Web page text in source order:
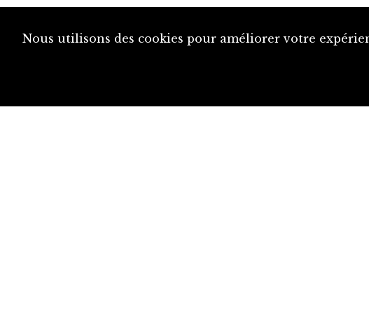
Nous utilisons des cookies pour améliorer votre